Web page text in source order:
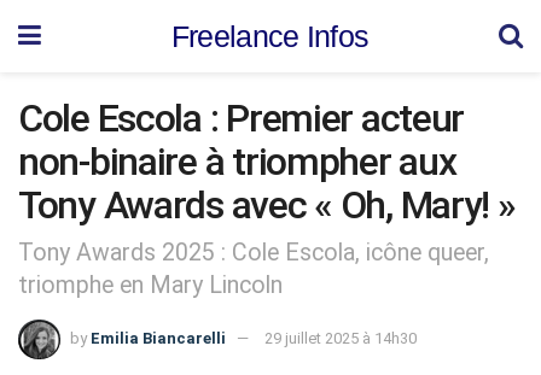
Freelance Infos
Cole Escola : Premier acteur
non-binaire à triompher aux
Tony Awards avec « Oh, Mary! »
Tony Awards 2025 : Cole Escola, icône queer,
triomphe en Mary Lincoln
by Emilia Biancarelli 29 juillet 2025 à 14h30